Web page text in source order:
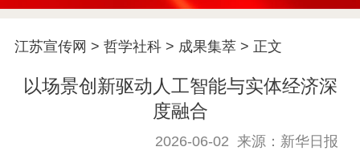
首页
江苏宣传网 > 哲学社科> 成果集萃> 正文
以场景创新驱动人工智能与实体经济深
度融合
2026-06-02 来源：新华日报